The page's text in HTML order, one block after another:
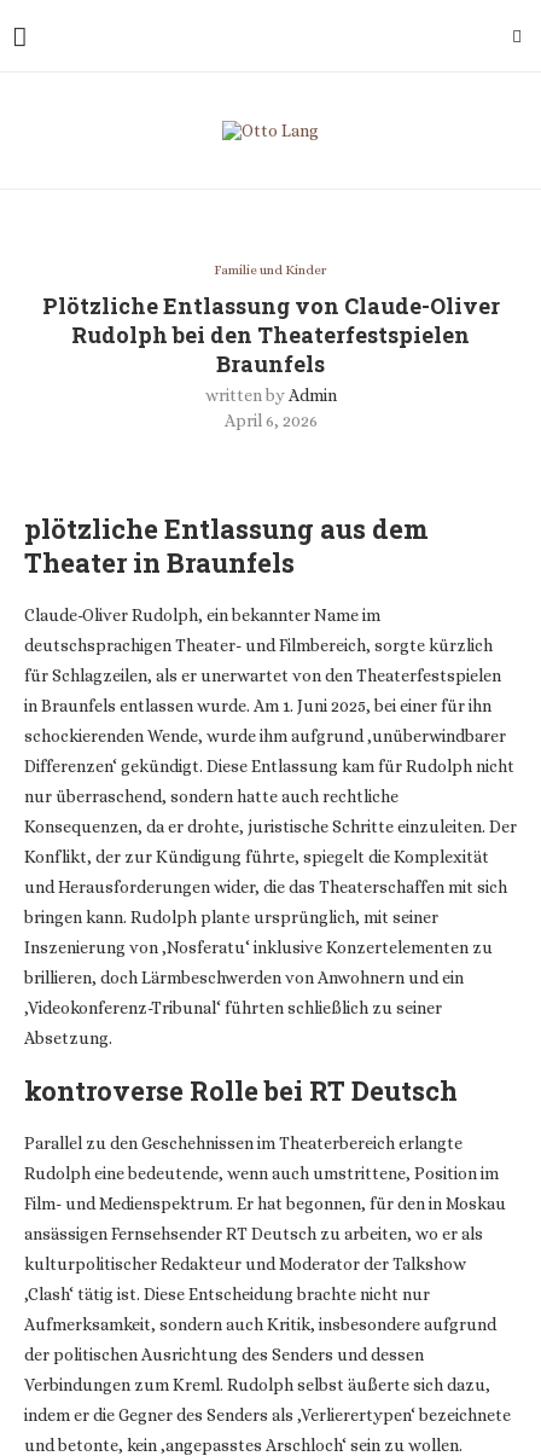
Familie und Kinder
Plötzliche Entlassung von Claude-Oliver
Rudolph bei den Theaterfestspielen
Braunfels
written by Admin
April 6, 2026
plötzliche Entlassung aus dem
Theater in Braunfels
Claude-Oliver Rudolph, ein bekannter Name im
deutschsprachigen Theater- und Filmbereich, sorgte kürzlich
für Schlagzeilen, als er unerwartet von den Theaterfestspielen
in Braunfels entlassen wurde. Am 1. Juni 2025, bei einer für ihn
schockierenden Wende, wurde ihm aufgrund ‚unüberwindbarer
Differenzen‘ gekündigt. Diese Entlassung kam für Rudolph nicht
nur überraschend, sondern hatte auch rechtliche
Konsequenzen, da er drohte, juristische Schritte einzuleiten. Der
Konflikt, der zur Kündigung führte, spiegelt die Komplexität
und Herausforderungen wider, die das Theaterschaffen mit sich
bringen kann. Rudolph plante ursprünglich, mit seiner
Inszenierung von ‚Nosferatu‘ inklusive Konzertelementen zu
brillieren, doch Lärmbeschwerden von Anwohnern und ein
‚Videokonferenz-Tribunal‘ führten schließlich zu seiner
Absetzung.
kontroverse Rolle bei RT Deutsch
Parallel zu den Geschehnissen im Theaterbereich erlangte
Rudolph eine bedeutende, wenn auch umstrittene, Position im
Film- und Medienspektrum. Er hat begonnen, für den in Moskau
ansässigen Fernsehsender RT Deutsch zu arbeiten, wo er als
kulturpolitischer Redakteur und Moderator der Talkshow
‚Clash‘ tätig ist. Diese Entscheidung brachte nicht nur
Aufmerksamkeit, sondern auch Kritik, insbesondere aufgrund
der politischen Ausrichtung des Senders und dessen
Verbindungen zum Kreml. Rudolph selbst äußerte sich dazu,
indem er die Gegner des Senders als ‚Verlierertypen‘ bezeichnete
und betonte, kein ‚angepasstes Arschloch‘ sein zu wollen.